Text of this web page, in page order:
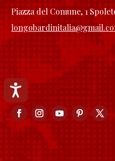
Accessibilità
Piazza del Comune, 1